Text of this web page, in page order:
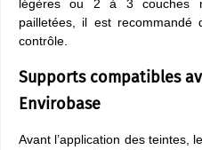
légères ou 2 à 3 couches
pailletées, il est
contrôle.
Supports compatibles
Envirobase
Avant l’application des teintes,